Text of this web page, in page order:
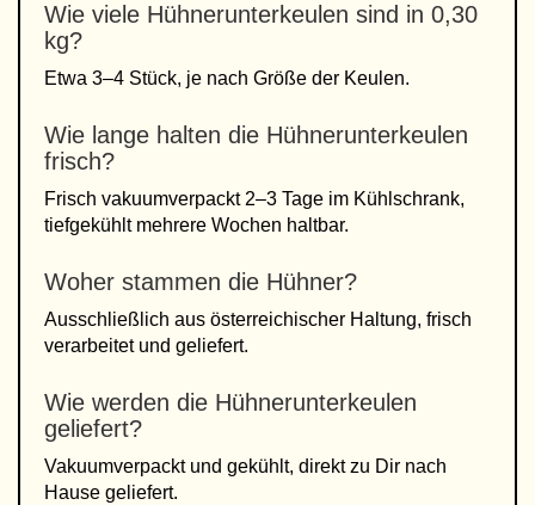
Wie viele Hühnerunterkeulen sind in 0,30
kg?
Etwa 3–4 Stück, je nach Größe der Keulen.
Wie lange halten die Hühnerunterkeulen
frisch?
Frisch vakuumverpackt 2–3 Tage im Kühlschrank,
tiefgekühlt mehrere Wochen haltbar.
Woher stammen die Hühner?
Ausschließlich aus österreichischer Haltung, frisch
verarbeitet und geliefert.
Wie werden die Hühnerunterkeulen
geliefert?
Vakuumverpackt und gekühlt, direkt zu Dir nach
Hause geliefert.